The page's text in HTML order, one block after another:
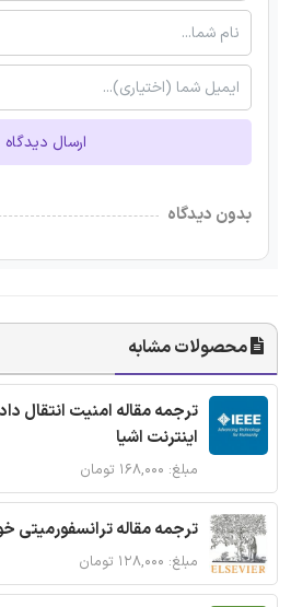
ارسال دیدگاه
بدون دیدگاه
محصولات مشابه
اینترنت اشیا
مبلغ: ۱۶۸,۰۰۰ تومان
ترجمه مقاله
مبلغ: ۱۲۸,۰۰۰ تومان